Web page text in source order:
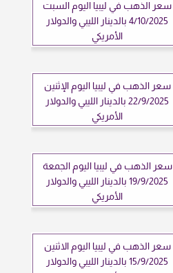
سعر الذهب في ليبيا اليوم السبت
4/10/2025 بالدينار الليبي والدولار
الأمريكي
سعر الذهب في ليبيا اليوم الإثنين
22/9/2025 بالدينار الليبي والدولار
الأمريكي
سعر الذهب في ليبيا اليوم الجمعة
19/9/2025 بالدينار الليبي والدولار
الأمريكي
سعر الذهب في ليبيا اليوم الاثنين
15/9/2025 بالدينار الليبي والدولار